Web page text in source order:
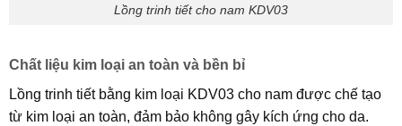
Lồng trinh tiết cho nam KDV03
Chất liệu kim loại an toàn và bền bỉ
Lồng trinh tiết bằng kim loại KDV03 cho nam được chế tạo
từ kim loại an toàn, đảm bảo không gây kích ứng cho da.